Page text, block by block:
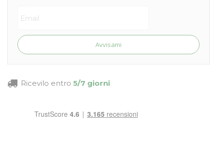
Avvisami
Ricevilo entro 5/7 giorni